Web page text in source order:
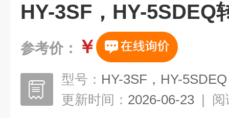
HY-3SF，HY-5SDEQ
参考价： ￥
型号： HY-3SF，HY-5SDEQ
更新时间： 2026-06-23 | 阅